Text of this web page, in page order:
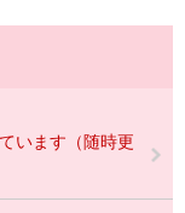
います（随時更